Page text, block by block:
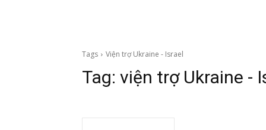
Tags Viện trợ Ukraine - Israel
Tag: viện trợ Ukraine -